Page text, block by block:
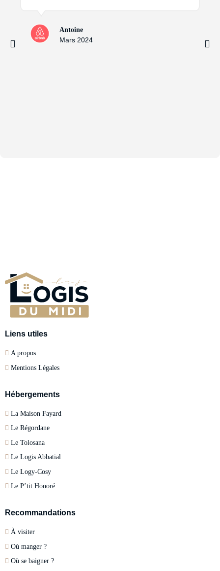
Wifi Antoine
Mars 2024
Liens utiles
A propos
Mentions Légales
Hébergements
La Maison Fayard
Le Régordane
Le Tolosana
Le Logis Abbatial
Le Logy-Cosy
Le P’tit Honoré
Recommandations
À visiter
Où manger ?
Où se baigner ?